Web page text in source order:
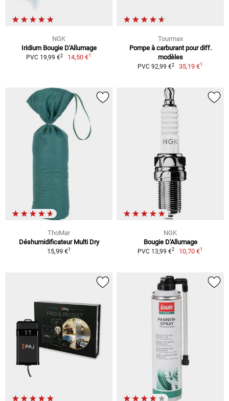
NGK
Iridium Bougie D'Allumage
PVC 19,99 €2 14,50 €1
Tourmax
Pompe à carburant pour diff.
modèles
PVC 92,99 €2 35,19 €1
ThoMar
Déshumidificateur Multi Dry
15,99 €1
NGK
Bougie D'Allumage
PVC 13,99 €2 10,70 €1